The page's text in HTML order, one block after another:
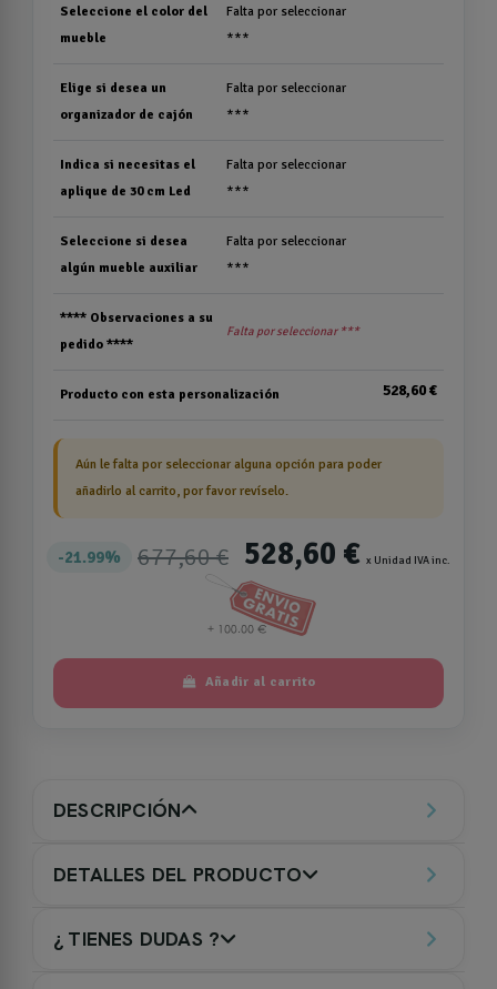
Seleccione el color del
mueble
Falta por seleccionar
***
Elige si desea un
organizador de cajón
Falta por seleccionar
***
Indica si necesitas el
aplique de 30 cm Led
Falta por seleccionar
***
Seleccione si desea
algún mueble auxiliar
Falta por seleccionar
***
**** Observaciones a su
pedido ****
Falta por seleccionar ***
Producto con esta personalización 528,60 €
Aún le falta por seleccionar alguna opción para poder
añadirlo al carrito, por favor revíselo.
21.99% 677,60 € 528,60 € x Unidad IVA inc.
Añadir al carrito
DESCRIPCIÓN
DETALLES DEL PRODUCTO
¿ TIENES DUDAS ?